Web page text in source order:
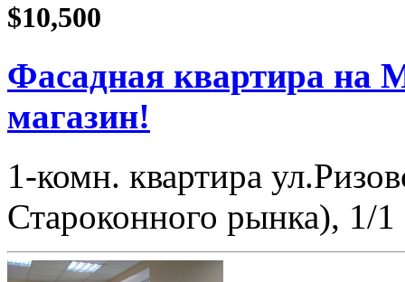
$10,500
Фасадная квартира на
магазин!
1-комн. квартира
Староконного рынка), 1/